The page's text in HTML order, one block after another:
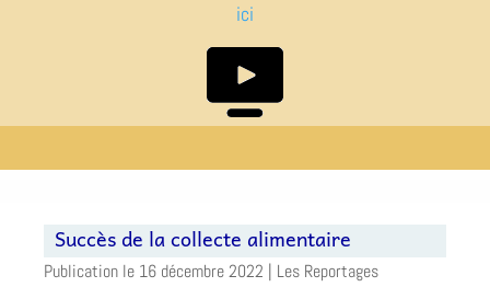
ici
Succès de la collecte alimentaire
16 décembre 2022 | Les Reportages